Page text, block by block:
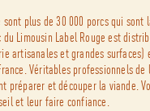
sont plus de 30 000 porcs qui sont
du Limousin Label Rouge est
artisanales et grandes surfaces)
Véritables professionnels
préparer et découper la viande.
et leur faire confiance.